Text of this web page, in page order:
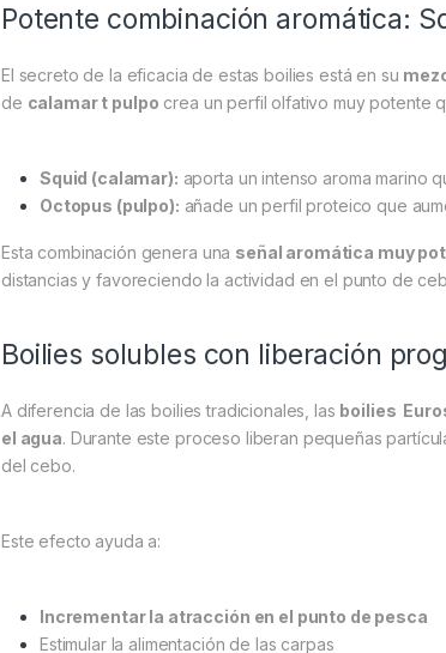
Potente combinación aromática:
El secreto de la eficacia de estas boilies está en su
de calamar t pulpo crea un perfil olfativo muy potente
Squid (calamar): aporta un intenso aroma marino
Octopus (pulpo): añade un perfil proteico que
Esta combinación genera una señal aromática muy
distancias y favoreciendo la actividad en el punto de
Boilies solubles con liberación
A diferencia de las boilies tradicionales, las boilies
el agua. Durante este proceso liberan pequeñas
del cebo.
Este efecto ayuda a:
Incrementar la atracción en el punto de pesca
Estimular la alimentación de las carpas